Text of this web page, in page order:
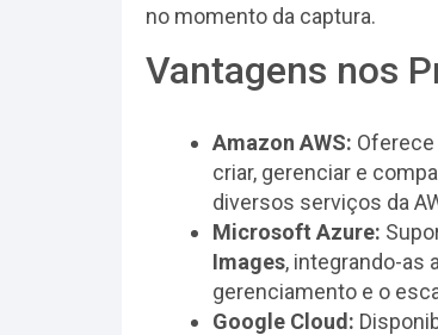
no momento da captura.
Vantagens nos
Amazon AWS:
criar, gerenciar e
diversos serviços da
Microsoft Azure:
Images, integrando-as
gerenciamento e o
Google Cloud: